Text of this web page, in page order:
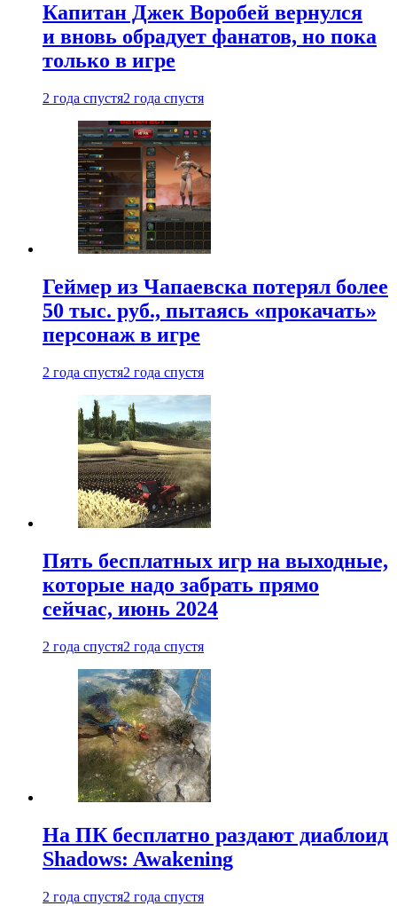
Капитан Джек Воробей вернулся
и вновь обрадует фанатов, но пока
только в игре
2 года спустя2 года спустя
Геймер из Чапаевска потерял более
50 тыс. руб., пытаясь «прокачать»
персонаж в игре
2 года спустя2 года спустя
Пять бесплатных игр на выходные,
которые надо забрать прямо
сейчас, июнь 2024
2 года спустя2 года спустя
На ПК бесплатно раздают диаблоид
Shadows: Awakening
2 года спустя2 года спустя